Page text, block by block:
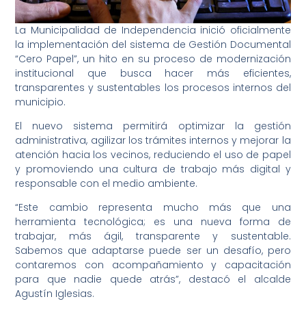
La Municipalidad de Independencia inició oficialmente
la implementación del sistema de Gestión Documental
“Cero Papel”, un hito en su proceso de modernización
institucional que busca hacer más eficientes,
transparentes y sustentables los procesos internos del
municipio.
El nuevo sistema permitirá optimizar la gestión
administrativa, agilizar los trámites internos y mejorar la
atención hacia los vecinos, reduciendo el uso de papel
y promoviendo una cultura de trabajo más digital y
responsable con el medio ambiente.
“Este cambio representa mucho más que una
herramienta tecnológica; es una nueva forma de
trabajar, más ágil, transparente y sustentable.
Sabemos que adaptarse puede ser un desafío, pero
contaremos con acompañamiento y capacitación
para que nadie quede atrás”, destacó el alcalde
Agustín Iglesias.